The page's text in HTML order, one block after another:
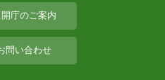
庁のご案内
問い合わせ